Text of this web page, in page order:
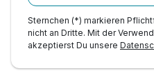
Sternchen (*) markieren
nicht an Dritte. Mit der
akzeptierst Du unsere